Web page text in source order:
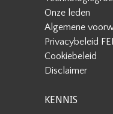
Onze leden
Algemene
Privacybeleid
Cookiebeleid
Disclaimer
KENNIS